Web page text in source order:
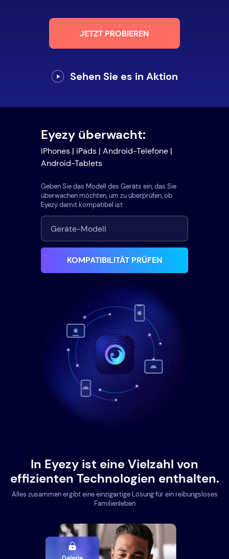
JETZT PROBIEREN
Sehen Sie es in Aktion
Eyezy überwacht:
iPhones | iPads | Android-Telefone |
Android-Tablets
Geben Sie das Modell des Geräts ein, das Sie
überwachen möchten, um zu überprüfen, ob
Eyezy damit kompatibel ist
KOMPATIBILITÄT PRÜFEN
In Eyezy ist eine Vielzahl von
effizienten Technologien enthalten.
Alles zusammen ergibt eine einzigartige Lösung für ein reibungsloses
Familienleben